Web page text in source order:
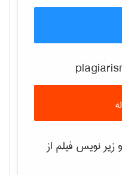
زیر نویس فیلم از